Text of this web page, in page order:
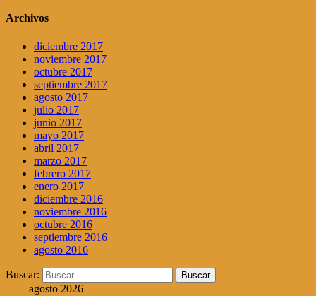
Archivos
diciembre 2017
noviembre 2017
octubre 2017
septiembre 2017
agosto 2017
julio 2017
junio 2017
mayo 2017
abril 2017
marzo 2017
febrero 2017
enero 2017
diciembre 2016
noviembre 2016
octubre 2016
septiembre 2016
agosto 2016
Buscar:
agosto 2026